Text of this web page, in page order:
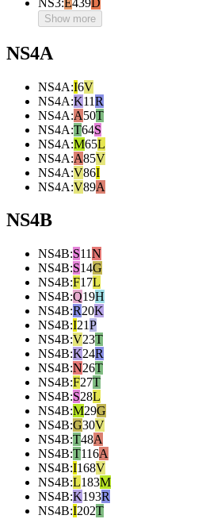
Show more
NS4A
NS4A:I6V
NS4A:K11R
NS4A:A50T
NS4A:T64S
NS4A:M65L
NS4A:A85V
NS4A:V86I
NS4A:V89A
NS4B
NS4B:S11N
NS4B:S14G
NS4B:F17L
NS4B:Q19H
NS4B:R20K
NS4B:I21P
NS4B:V23T
NS4B:K24R
NS4B:N26T
NS4B:F27T
NS4B:S28L
NS4B:M29G
NS4B:G30V
NS4B:T48A
NS4B:T116A
NS4B:I168V
NS4B:L183M
NS4B:K193R
NS4B:I202T